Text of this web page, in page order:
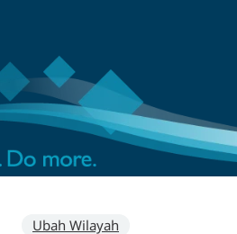
Ubah Wilayah